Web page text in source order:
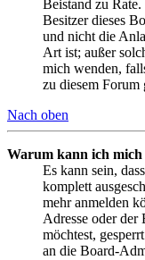
Beistand zu
Besitzer dieses
und nicht die
Art ist; außer
mich wenden,
zu diesem Forum
Nach oben
Warum kann ich
Es kann sein,
komplett
mehr anmelden
Adresse oder der
möchtest,
an die Board-